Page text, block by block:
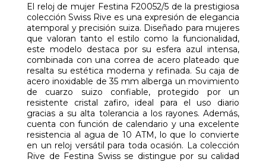
El reloj de mujer Festina F20052/5 de la prestigiosa
colección Swiss Rive es una expresión de elegancia
atemporal y precisión suiza. Diseñado para mujeres
que valoran tanto el estilo como la funcionalidad,
este modelo destaca por su esfera azul intensa,
combinada con una correa de acero plateado que
resalta su estética moderna y refinada. Su caja de
acero inoxidable de 35 mm alberga un movimiento
de cuarzo suizo confiable, protegido por un
resistente cristal zafiro, ideal para el uso diario
gracias a su alta tolerancia a los rayones. Además,
cuenta con función de calendario y una excelente
resistencia al agua de 10 ATM, lo que lo convierte
en un reloj versátil para toda ocasión. La colección
Rive de Festina Swiss se distingue por su calidad